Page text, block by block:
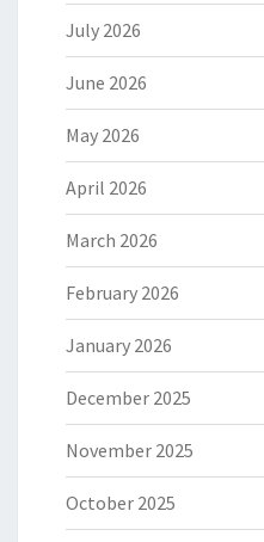
July 2026
June 2026
May 2026
April 2026
March 2026
February 2026
January 2026
December 2025
November 2025
October 2025